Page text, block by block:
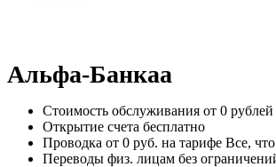
Альфа-Банкаа
Стоимость обслуживания от 0
Открытие счета бесплатно
Проводка от 0 руб. на тарифе Все,
Переводы физ. лицам без